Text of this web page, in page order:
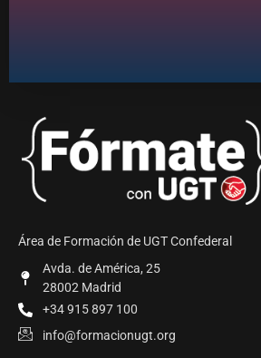
Área de Formación de UGT Confederal
Avda. de América, 25
28002 Madrid
+34 915 897 100
info@formacionugt.org